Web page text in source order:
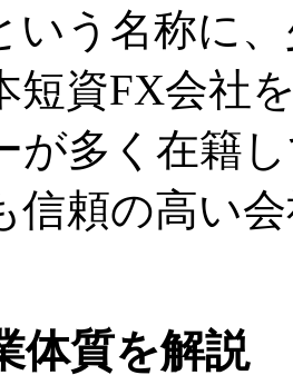
いう名称に
短資FX会社
が多く在籍
信頼の高い
体質を解説